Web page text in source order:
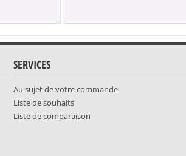
SERVICES
Au sujet de votre commande
Liste de souhaits
Liste de comparaison